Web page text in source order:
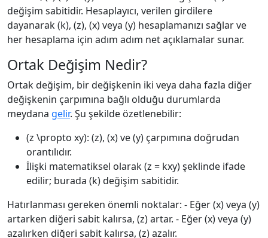
değişim sabitidir. Hesaplayıcı, verilen girdilere
dayanarak (k), (z), (x) veya (y) hesaplamanızı sağlar ve
her hesaplama için adım adım net açıklamalar sunar.
Ortak Değişim Nedir?
Ortak değişim, bir değişkenin iki veya daha fazla diğer
değişkenin çarpımına bağlı olduğu durumlarda
meydana gelir. Şu şekilde özetlenebilir:
(z \propto xy): (z), (x) ve (y) çarpımına doğrudan
orantılıdır.
İlişki matematiksel olarak (z = kxy) şeklinde ifade
edilir; burada (k) değişim sabitidir.
Hatırlanması gereken önemli noktalar: - Eğer (x) veya (y)
artarken diğeri sabit kalırsa, (z) artar. - Eğer (x) veya (y)
azalırken diğeri sabit kalırsa, (z) azalır.